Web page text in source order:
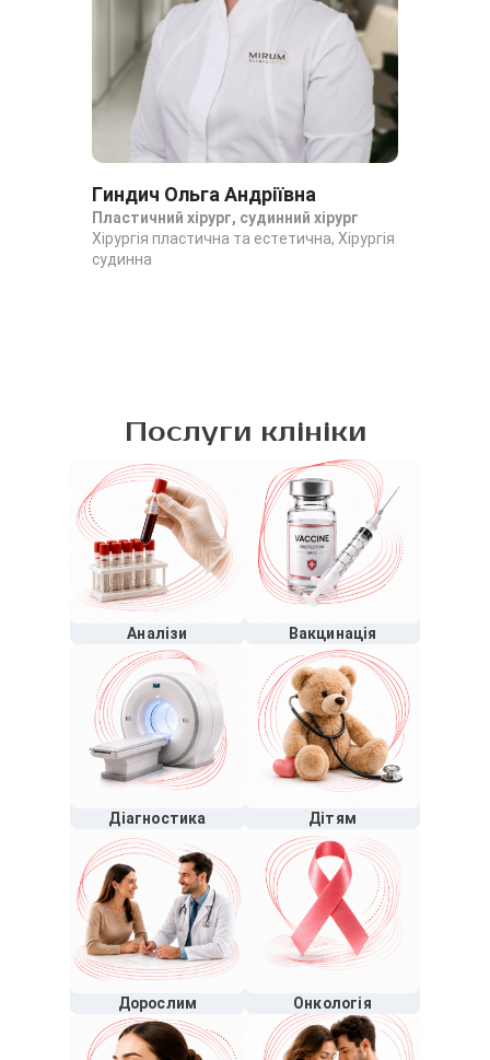
Гиндич Ольга Андріївна
Пластичний хірург, судинний хірург
Хірургія пластична та естетична, Хірургія
судинна
Послуги клініки
Аналізи Вакцинація
Діагностика Дітям
Дорослим Онкологія